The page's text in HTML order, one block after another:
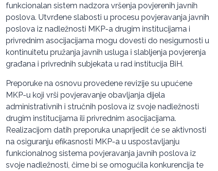
funkcionalan sistem nadzora vršenja povjerenih javnih
poslova. Utvrđene slabosti u procesu povjeravanja javnih
poslova iz nadležnosti MKP-a drugim institucijama i
privrednim asocijacijama mogu dovesti do nesigurnosti u
kontinuitetu pružanja javnih usluga i slabljenja povjerenja
građana i privrednih subjekata u rad institucija BiH.
Preporuke na osnovu provedene revizije su upućene
MKP-u koji vrši povjeravanje obavljanja dijela
administrativnih i stručnih poslova iz svoje nadležnosti
drugim institucijama ili privrednim asocijacijama.
Realizacijom datih preporuka unaprijedit će se aktivnosti
na osiguranju efikasnosti MKP-a u uspostavljanju
funkcionalnog sistema povjeravanja javnih poslova iz
svoje nadležnosti, čime bi se omogućila konkurencija te